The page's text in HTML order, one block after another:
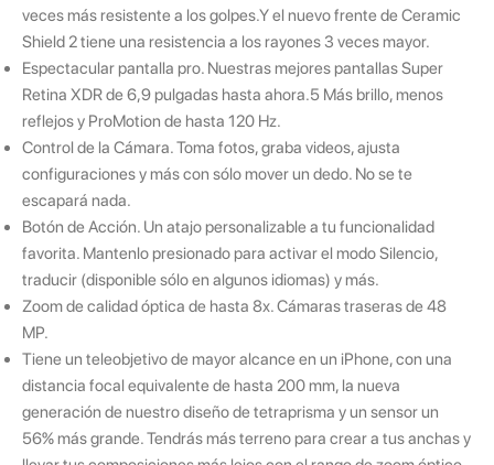
veces más resistente a los golpes.Y el nuevo frente de Ceramic
Shield 2 tiene una resistencia a los rayones 3 veces mayor.
Espectacular pantalla pro. Nuestras mejores pantallas Super
Retina XDR de 6,9 pulgadas hasta ahora.5 Más brillo, menos
reflejos y ProMotion de hasta 120 Hz.
Control de la Cámara. Toma fotos, graba videos, ajusta
configuraciones y más con sólo mover un dedo. No se te
escapará nada.
Botón de Acción. Un atajo personalizable a tu funcionalidad
favorita. Mantenlo presionado para activar el modo Silencio,
traducir (disponible sólo en algunos idiomas) y más.
Zoom de calidad óptica de hasta 8x. Cámaras traseras de 48
MP.
Tiene un teleobjetivo de mayor alcance en un iPhone, con una
distancia focal equivalente de hasta 200 mm, la nueva
generación de nuestro diseño de tetraprisma y un sensor un
56% más grande. Tendrás más terreno para crear a tus anchas y